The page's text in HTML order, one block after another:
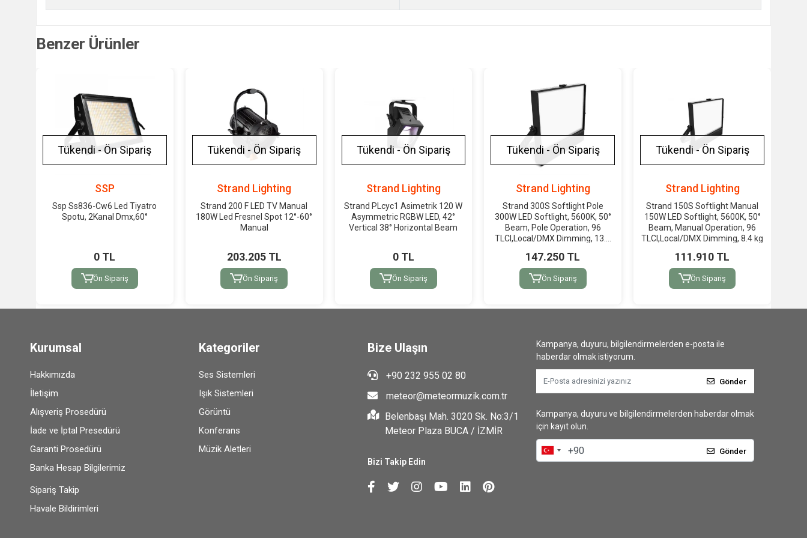
Benzer Ürünler
Tükendi - Ön Sipariş
SSP
Ssp Ss836-Cw6 Led Tiyatro
Spotu, 2Kanal Dmx,60°
0 TL
Ön Sipariş
Tükendi - Ön Sipariş
Strand Lighting
Strand 200 F LED TV Manual
180W Led Fresnel Spot 12°-60°
Manual
203.205 TL
Ön Sipariş
Tükendi - Ön Sipariş
Strand Lighting
Strand PLcyc1 Asimetrik 120 W
Asymmetric RGBW LED, 42°
Vertical 38° Horizontal Beam
0 TL
Ön Sipariş
Tükendi - Ön Sipariş
Strand Lighting
Strand 300S Softlight Pole
300W LED Softlight, 5600K, 50°
Beam, Pole Operation, 96
TLCI,Local/DMX Dimming, 13.5
147.250 TL
Ön Sipariş
Tükendi - Ön Sipariş
Strand Lighting
Strand 150S Softlight Manual
150W LED Softlight, 5600K, 50°
Beam, Manual Operation, 96
TLCI,Local/DMX Dimming, 8.4 kg
111.910 TL
Ön Sipariş
Kurumsal
Hakkımızda
İletişim
Alışveriş Prosedürü
İade ve İptal Presedürü
Garanti Prosedürü
Banka Hesap Bilgilerimiz
Sipariş Takip
Havale Bildirimleri
Kategoriler
Ses Sistemleri
Işık Sistemleri
Görüntü
Konferans
Müzik Aletleri
Bize Ulaşın
+90 232 955 02 80
meteor@meteormuzik.com.tr
Belenbaşı Mah. 3020 Sk. No:3/1
Meteor Plaza BUCA / İZMİR
Bizi Takip Edin
Kampanya, duyuru, bilgilendirmelerden e-posta ile
haberdar olmak istiyorum.
Gönder
Kampanya, duyuru ve bilgilendirmelerden haberdar olmak
için kayıt olun.
Gönder